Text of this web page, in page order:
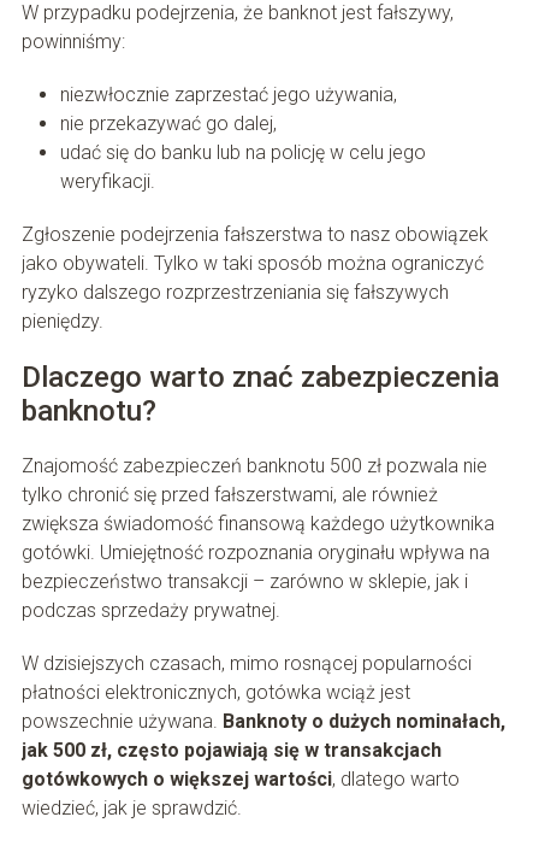
W przypadku podejrzenia, że banknot jest fałszywy,
powinniśmy:
niezwłocznie zaprzestać jego używania,
nie przekazywać go dalej,
udać się do banku lub na policję w celu jego
weryfikacji.
Zgłoszenie podejrzenia fałszerstwa to nasz obowiązek
jako obywateli. Tylko w taki sposób można ograniczyć
ryzyko dalszego rozprzestrzeniania się fałszywych
pieniędzy.
Dlaczego warto znać zabezpieczenia
banknotu?
Znajomość zabezpieczeń banknotu 500 zł pozwala nie
tylko chronić się przed fałszerstwami, ale również
zwiększa świadomość finansową każdego użytkownika
gotówki. Umiejętność rozpoznania oryginału wpływa na
bezpieczeństwo transakcji – zarówno w sklepie, jak i
podczas sprzedaży prywatnej.
W dzisiejszych czasach, mimo rosnącej popularności
płatności elektronicznych, gotówka wciąż jest
powszechnie używana. Banknoty o dużych nominałach,
jak 500 zł, często pojawiają się w transakcjach
gotówkowych o większej wartości, dlatego warto
wiedzieć, jak je sprawdzić.